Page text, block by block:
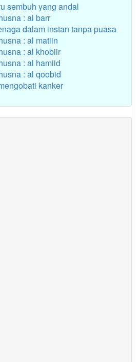
sembuh yang andal
: al barr
dalam instan tanpa puasa
: al matiin
: al khobiir
: al hamiid
: al qoobid
kanker